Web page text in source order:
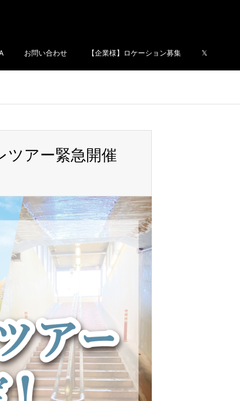
お問い合わせ 【企業様】ロケーション募集 𝕏
アー緊急開催